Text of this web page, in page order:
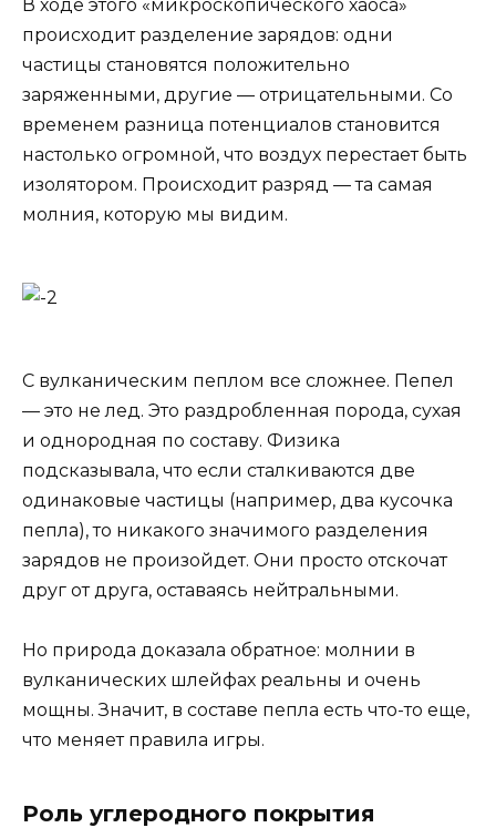
В ходе этого «микроскопического хаоса»
происходит разделение зарядов: одни
частицы становятся положительно
заряженными, другие — отрицательными. Со
временем разница потенциалов становится
настолько огромной, что воздух перестает быть
изолятором. Происходит разряд — та самая
молния, которую мы видим.
С вулканическим пеплом все сложнее. Пепел
— это не лед. Это раздробленная порода, сухая
и однородная по составу. Физика
подсказывала, что если сталкиваются две
одинаковые частицы (например, два кусочка
пепла), то никакого значимого разделения
зарядов не произойдет. Они просто отскочат
друг от друга, оставаясь нейтральными.
Но природа доказала обратное: молнии в
вулканических шлейфах реальны и очень
мощны. Значит, в составе пепла есть что-то еще,
что меняет правила игры.
Роль углеродного покрытия